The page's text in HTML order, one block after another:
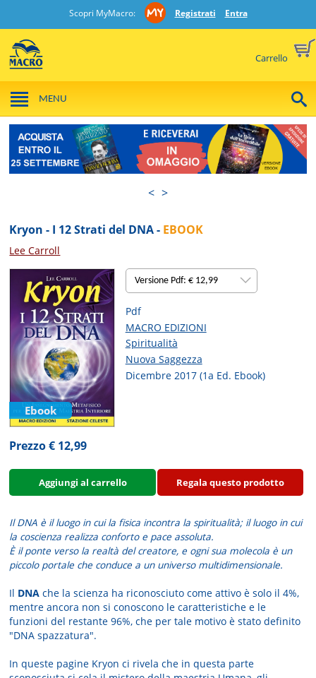
Scopri MyMacro: Registrati Entra
Carrello
MENU
< >
Kryon - I 12 Strati del DNA - EBOOK
Lee Carroll
Ebook
Versione Pdf: € 12,99
Pdf
MACRO EDIZIONI
Spiritualità
Nuova Saggezza
Dicembre 2017 (1a Ed. Ebook)
Prezzo € 12,99
Aggiungi al carrello Regala questo prodotto
Il DNA è il luogo in cui la fisica incontra la spiritualità; il luogo in cui
la coscienza realizza conforto e pace assoluta.
È il ponte verso la realtà del creatore, e ogni sua molecola è un
piccolo portale che conduce a un universo multidimensionale.
Il DNA che la scienza ha riconosciuto come attivo è solo il 4%,
mentre ancora non si conoscono le caratteristiche e le
funzioni del restante 96%, che per tale motivo è stato definito
"DNA spazzatura".
In queste pagine Kryon ci rivela che in questa parte